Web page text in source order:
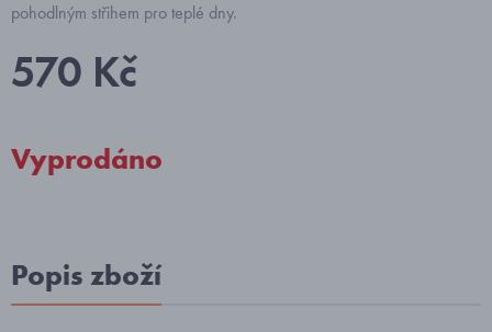
pohodlným střihem pro teplé dny.
570 Kč
Vyprodáno
Popis zboží